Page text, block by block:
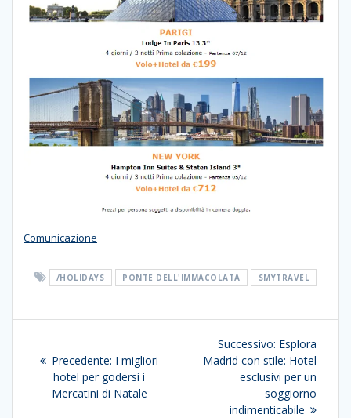
Comunicazione
/HOLIDAYS PONTE DELL'IMMACOLATA SMYTRAVEL
articoli
Precedente: Articolo
precedente:
I migliori
hotel per godersi i
Mercatini di Natale
Successivo: Articolo
successivo:
Esplora
Madrid con stile: Hotel
esclusivi per un
soggiorno
indimenticabile